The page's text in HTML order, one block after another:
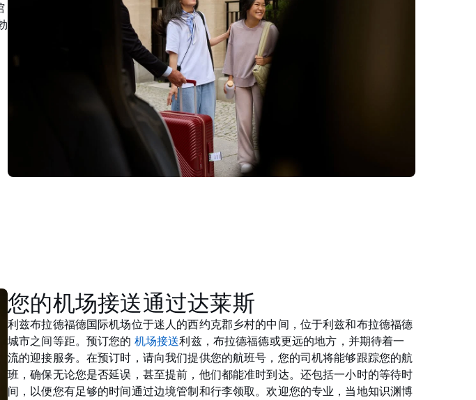
您的机场接送通过达莱斯
利兹布拉德福德国际机场位于迷人的西约克郡乡村的中间，位于利兹和布拉德福德
城市之间等距。预订您的 机场接送利兹，布拉德福德或更远的地方，并期待着一
流的迎接服务。在预订时，请向我们提供您的航班号，您的司机将能够跟踪您的航
班，确保无论您是否延误，甚至提前，他们都能准时到达。还包括一小时的等待时
间，以便您有足够的时间通过边境管制和行李领取。欢迎您的专业，当地知识渊博